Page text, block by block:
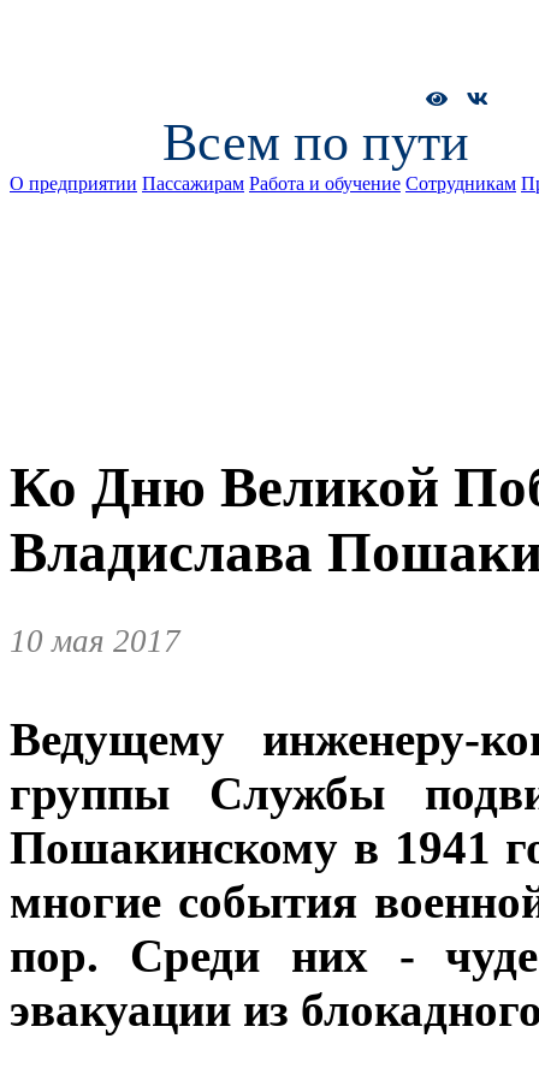
Всем по пути
О предприятии Пассажирам Работа и обучение Сотрудникам
Ко Дню Великой
Владислава
10 мая 2017
Ведущему инженеру-
группы Службы
Пошакинскому в 1941
многие события
пор. Среди них -
эвакуации из